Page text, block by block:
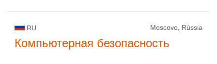
RU Moscovo, Rússia
Компьютерная безопасность